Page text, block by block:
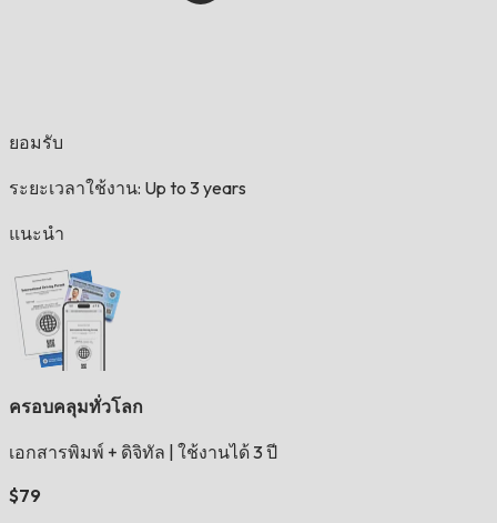
ยอมรับ
ระยะเวลาใช้งาน: Up to 3 years
แนะนำ
ครอบคลุมทั่วโลก
เอกสารพิมพ์ + ดิจิทัล ใช้งานได้ 3 ปี
$79